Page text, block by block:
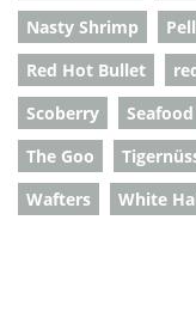
Nasty Shrimp
Red Hot Bullet
Scoberry
Seafood
The Goo
Wafters
White